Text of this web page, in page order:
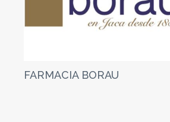
FARMACIA BORAU